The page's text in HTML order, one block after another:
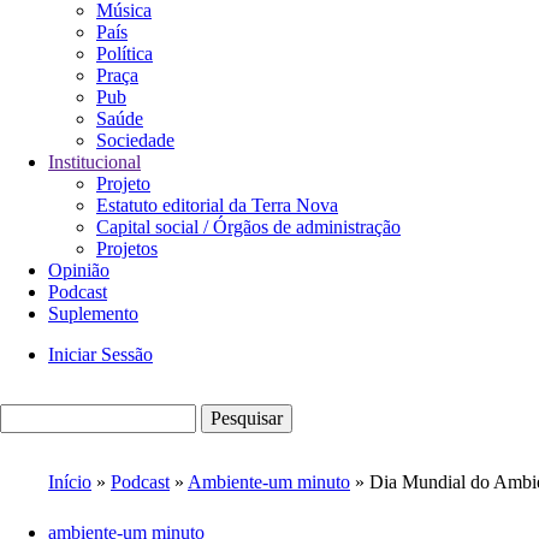
Música
País
Política
Praça
Pub
Saúde
Sociedade
Institucional
Projeto
Estatuto editorial da Terra Nova
Capital social / Órgãos de administração
Projetos
Opinião
Podcast
Suplemento
de
Iniciar Sessão
Início Podcast Ambiente-um minuto Dia Mundial do
ambiente-um minuto